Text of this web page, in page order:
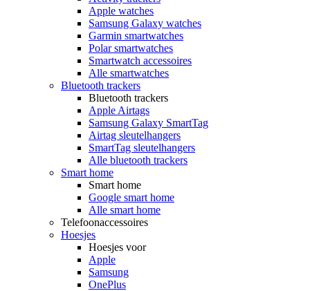
Apple watches
Samsung Galaxy watches
Garmin smartwatches
Polar smartwatches
Smartwatch accessoires
Alle smartwatches
Bluetooth trackers
Bluetooth trackers
Apple Airtags
Samsung Galaxy SmartTag
Airtag sleutelhangers
SmartTag sleutelhangers
Alle bluetooth trackers
Smart home
Smart home
Google smart home
Alle smart home
Telefoonaccessoires
Hoesjes
Hoesjes voor
Apple
Samsung
OnePlus